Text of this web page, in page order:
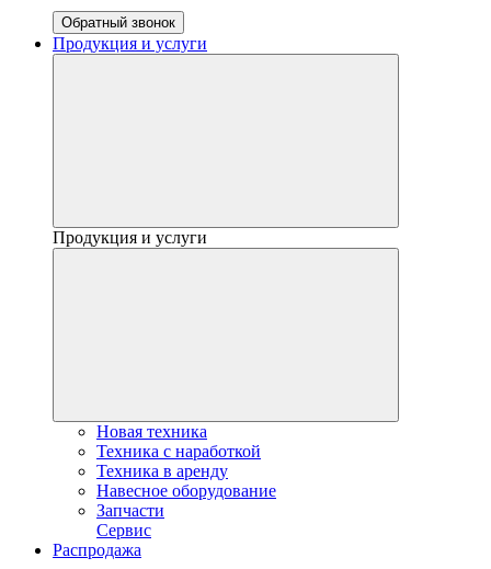
Обратный звонок
Продукция и услуги
Продукция и услуги
Новая техника
Техника с наработкой
Техника в аренду
Навесное оборудование
Запчасти
Сервис
Распродажа